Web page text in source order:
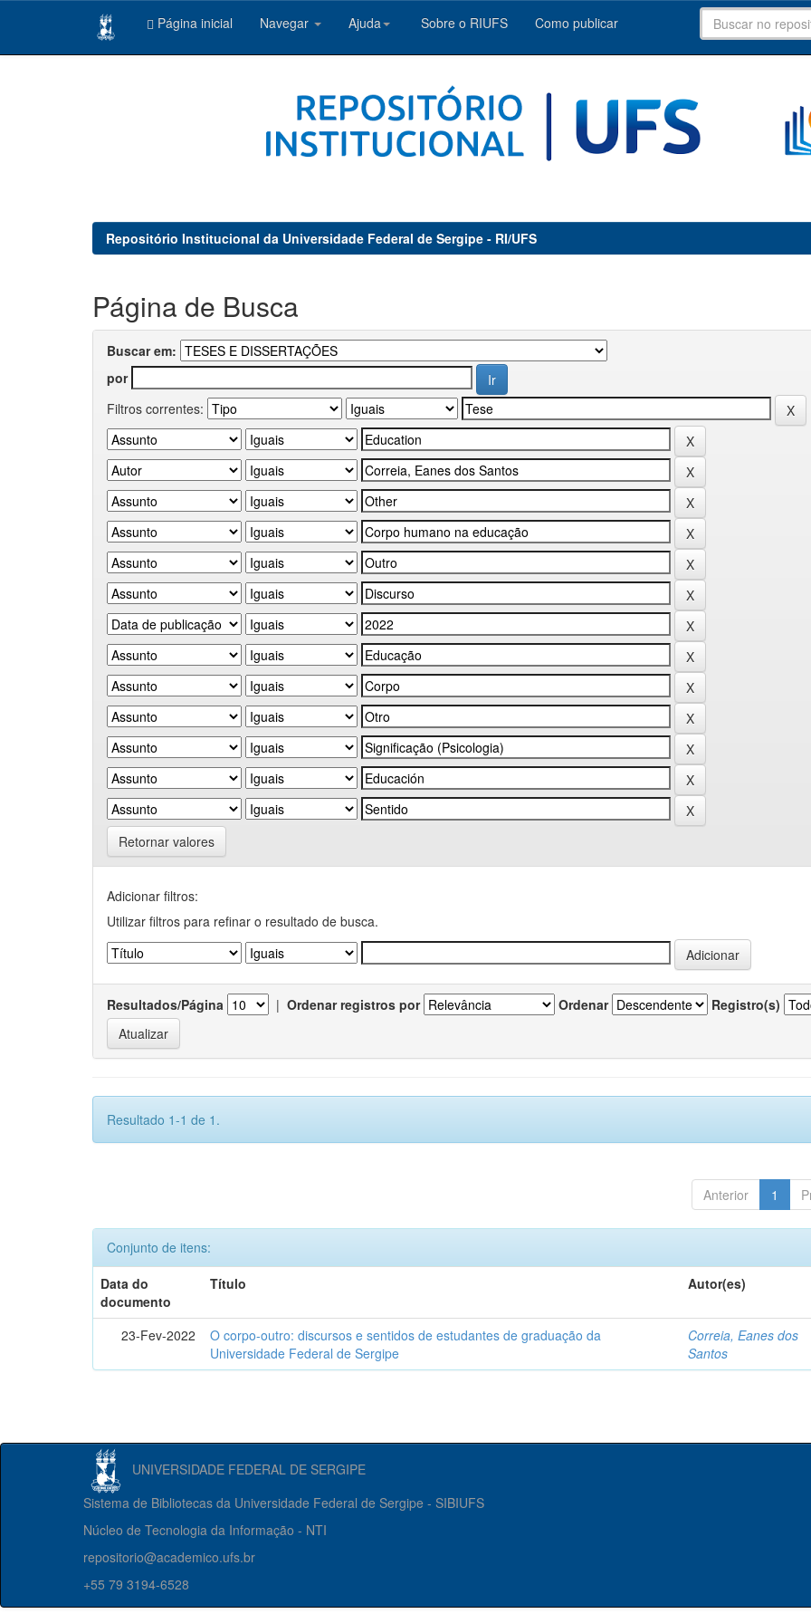
Página inicial Navegar Ajuda Sobre o RIUFS Como publicar
Repositório Institucional da Universidade Federal de Sergipe - RI/UFS
Página de Busca
Buscar em:
por
Filtros correntes:
Retornar valores
Adicionar filtros:
Utilizar filtros para refinar o resultado de busca.
Resultados/Página | Ordenar registros por Ordenar Registro(s)
Resultado 1-1 de 1.
Anterior 1
Conjunto de itens:
Data do
documento
Título Autor(es)
23-Fev-2022
O corpo-outro: discursos e sentidos de estudantes de graduação da
Universidade Federal de Sergipe
Correia, Eanes dos
Santos
UNIVERSIDADE FEDERAL DE SERGIPE
Sistema de Bibliotecas da Universidade Federal de Sergipe - SIBIUFS
Núcleo de Tecnologia da Informação - NTI
repositorio@academico.ufs.br
+55 79 3194-6528